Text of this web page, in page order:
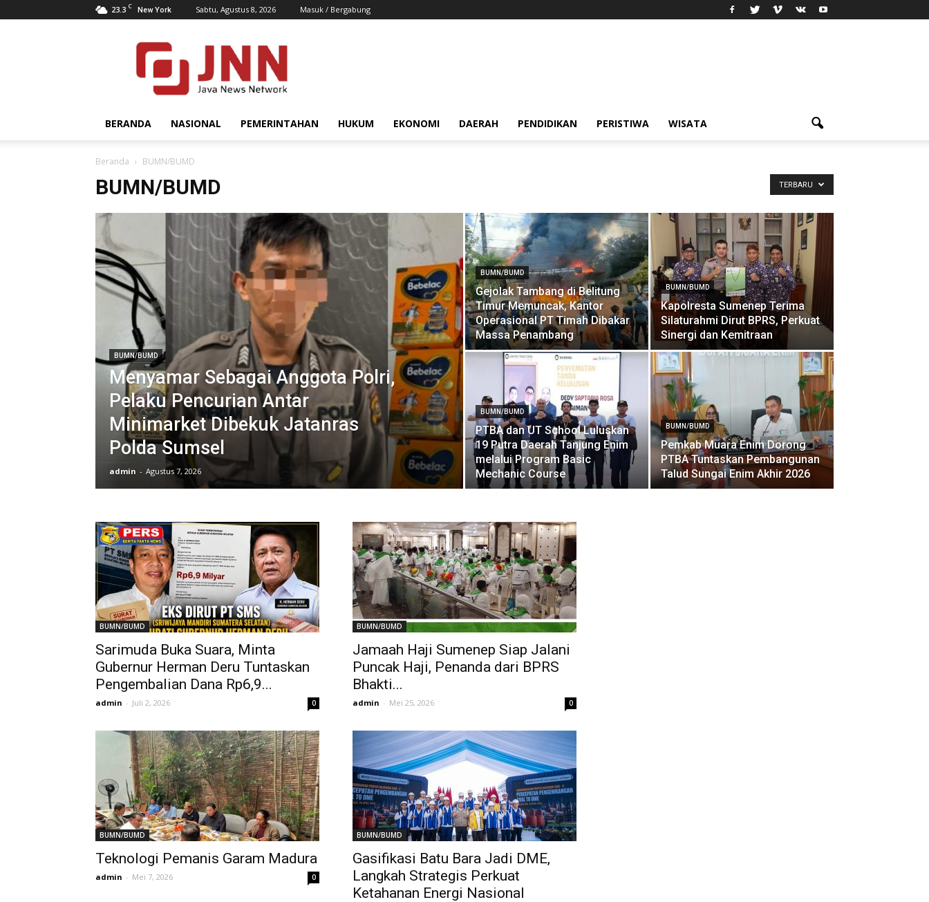
23.3 C New York Sabtu, Agustus 8, 2026 Masuk / Bergabung
JNN.co.id
BERANDA NASIONAL PEMERINTAHAN HUKUM EKONOMI DAERAH PENDIDIKAN PERISTIWA WISATA
Beranda BUMN/BUMD
BUMN/BUMD TERBARU
BUMN/BUMD
Menyamar Sebagai Anggota Polri,
Pelaku Pencurian Antar
Minimarket Dibekuk Jatanras
Polda Sumsel
admin - Agustus 7, 2026
BUMN/BUMD
Gejolak Tambang di Belitung
Timur Memuncak, Kantor
Operasional PT Timah Dibakar
Massa Penambang
BUMN/BUMD
Kapolresta Sumenep Terima
Silaturahmi Dirut BPRS, Perkuat
Sinergi dan Kemitraan
BUMN/BUMD
PTBA dan UT School Luluskan
19 Putra Daerah Tanjung Enim
melalui Program Basic
Mechanic Course
BUMN/BUMD
Pemkab Muara Enim Dorong
PTBA Tuntaskan Pembangunan
Talud Sungai Enim Akhir 2026
BUMN/BUMD
Sarimuda Buka Suara, Minta
Gubernur Herman Deru Tuntaskan
Pengembalian Dana Rp6,9...
admin - Juli 2, 2026 0
BUMN/BUMD
Jamaah Haji Sumenep Siap Jalani
Puncak Haji, Penanda dari BPRS
Bhakti...
admin - Mei 25, 2026 0
BUMN/BUMD
Teknologi Pemanis Garam Madura
admin - Mei 7, 2026 0
BUMN/BUMD
Gasifikasi Batu Bara Jadi DME,
Langkah Strategis Perkuat
Ketahanan Energi Nasional